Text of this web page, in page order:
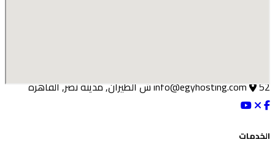
info@egyhosting.com 52 ش الطيران, مدينة نصر, القاهره
الخدمات